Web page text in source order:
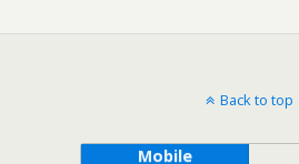
Back to top
Mobile